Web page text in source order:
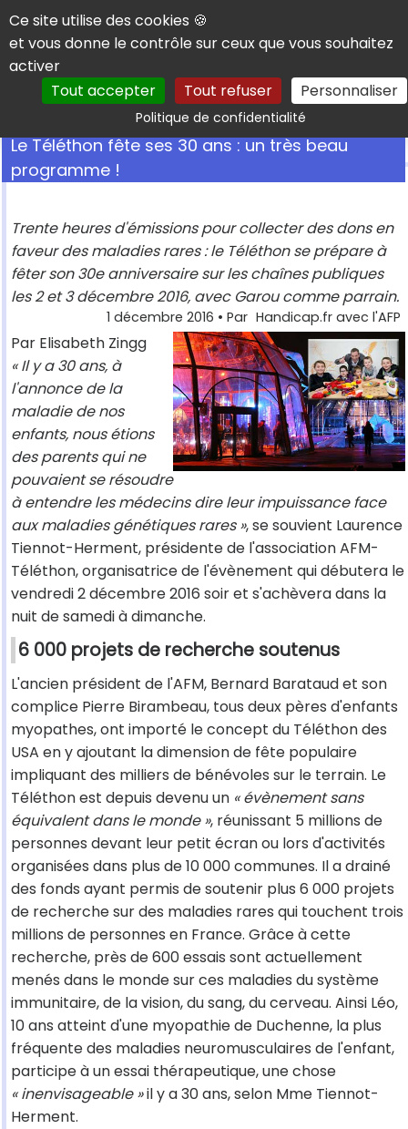
Panneau de gestion des cookies
Ce site utilise des cookies 🍪
et vous donne le contrôle sur ceux que vous souhaitez
activer
Tout accepter
Tout refuser Personnaliser
Politique de confidentialitéRechercher
Le Téléthon fête ses 30 ans : un très beau
programme !
Trente heures d'émissions pour collecter des dons en
faveur des maladies rares : le Téléthon se prépare à
fêter son 30e anniversaire sur les chaînes publiques
les 2 et 3 décembre 2016, avec Garou comme parrain.
1 décembre 2016 • Par Handicap.fr avec l'AFP
Par Elisabeth Zingg
« Il y a 30 ans, à
l'annonce de la
maladie de nos
enfants, nous étions
des parents qui ne
pouvaient se résoudre
à entendre les médecins dire leur impuissance face
aux maladies génétiques rares », se souvient Laurence
Tiennot-Herment, présidente de l'association AFM-
Téléthon, organisatrice de l'évènement qui débutera le
vendredi 2 décembre 2016 soir et s'achèvera dans la
nuit de samedi à dimanche.
6 000 projets de recherche soutenus
L'ancien président de l'AFM, Bernard Barataud et son
complice Pierre Birambeau, tous deux pères d'enfants
myopathes, ont importé le concept du Téléthon des
USA en y ajoutant la dimension de fête populaire
impliquant des milliers de bénévoles sur le terrain. Le
Téléthon est depuis devenu un « évènement sans
équivalent dans le monde », réunissant 5 millions de
personnes devant leur petit écran ou lors d'activités
organisées dans plus de 10 000 communes. Il a drainé
des fonds ayant permis de soutenir plus 6 000 projets
de recherche sur des maladies rares qui touchent trois
millions de personnes en France. Grâce à cette
recherche, près de 600 essais sont actuellement
menés dans le monde sur ces maladies du système
immunitaire, de la vision, du sang, du cerveau. Ainsi Léo,
10 ans atteint d'une myopathie de Duchenne, la plus
fréquente des maladies neuromusculaires de l'enfant,
participe à un essai thérapeutique, une chose
« inenvisageable »il y a 30 ans, selon Mme Tiennot-
Herment.